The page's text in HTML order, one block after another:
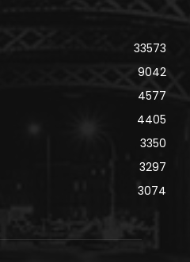
33573
9042
4577
4405
3350
3297
3074